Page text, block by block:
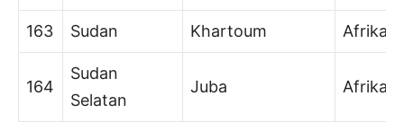
163 Sudan Khartoum Afrika
164
Sudan
Selatan
Juba Afrika